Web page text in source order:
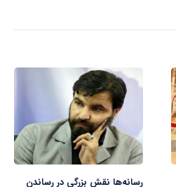
رسانه‌ها نقش بزرگی در رساندن